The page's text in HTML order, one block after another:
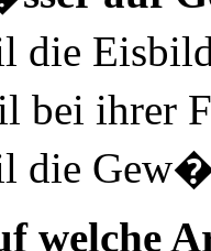
die
bei ihrer
die
welche